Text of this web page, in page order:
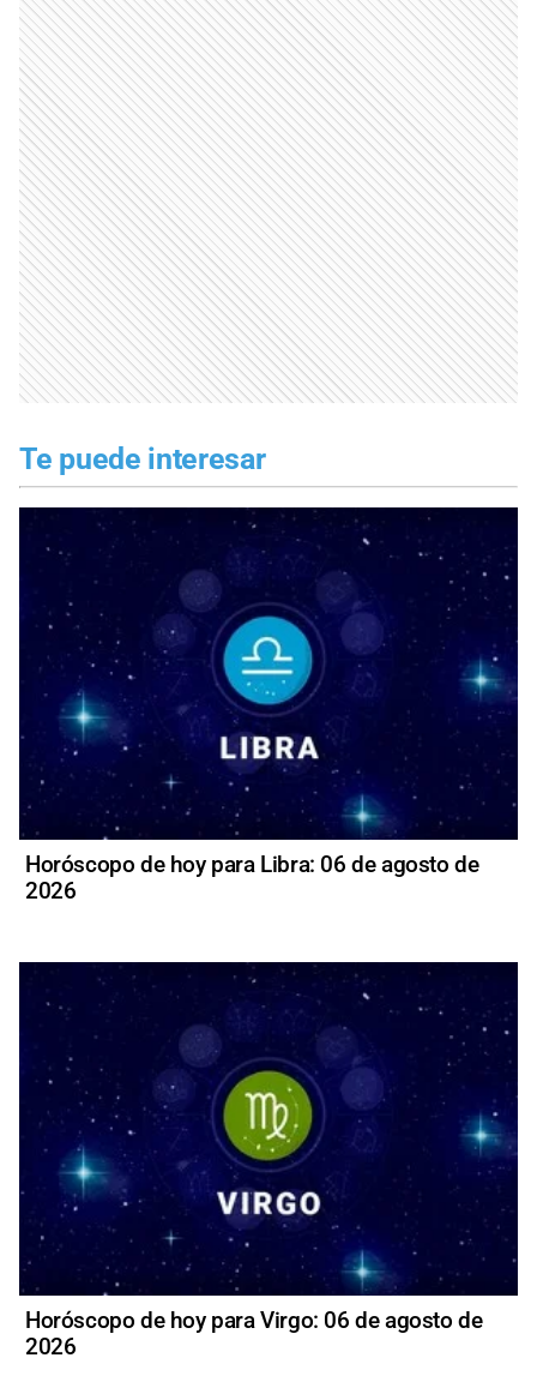
Te puede interesar
Horóscopo de hoy para Libra: 06 de agosto de
2026
Horóscopo de hoy para Virgo: 06 de agosto de
2026